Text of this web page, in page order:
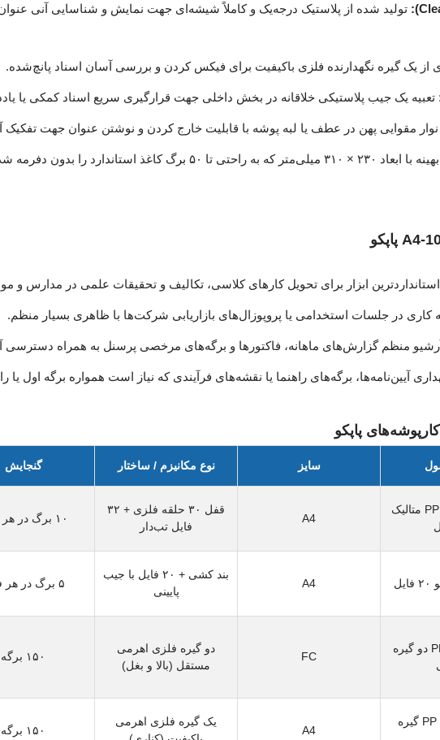
تولید شده از پلاستیک درجه‌یک و کاملاً شیشه‌ای جهت نمایش و شناسایی آنی عنوان
از یک گیره نگهدارنده فلزی باکیفیت برای فیکس کردن و بررسی آسان اسناد پانچ‌شده.
تعبیه یک جیب پلاستیکی خلاقانه در بخش داخلی جهت قرارگیری سریع اسناد کمکی یا
مقوایی پهن در عطف یا لبه پوشه با قابلیت خارج کردن و نوشتن عنوان جهت
طراحی بهینه با ابعاد ۲۳۰ × ۳۱۰ میلی‌متر که به راحتی تا ۵۰ برگ
استانداردترین ابزار برای تحویل کارهای کلاسی، تکالیف و تحقیقات علمی در مدارس
کاری در جلسات استخدامی یا پروپوزال‌های بازاریابی شرکت‌ها با ظاهری بسیار منظم.
منظم گزارش‌های ماهانه، فاکتورها و برگه‌های مرخصی پرسنل به همراه دسترسی
آیین‌نامه‌ها، برگه‌های راهنما یا نقشه‌های فرآیندی که نیاز است همواره برگه اول
پاپکو
سایز نوع مکانیزم / ساختار گنجایش
کارتابل مدیران PP متالیک
A4
قفل ۳۰ حلقه فلزی + ۳۲
فایل تب‌دار
۱۰ برگ در هر فایل
A4
بند کشی + ۲۰ فایل با جیب
پایینی
۵ برگ در هر فایل
پوشه دو قفل PP دو گیره
FC
دو گیره فلزی اهرمی
مستقل (بالا و بغل)
۱۵۰ برگه
پوشه یک قفل PP گیره
A4
یک گیره فلزی اهرمی
۱۵۰ برگه